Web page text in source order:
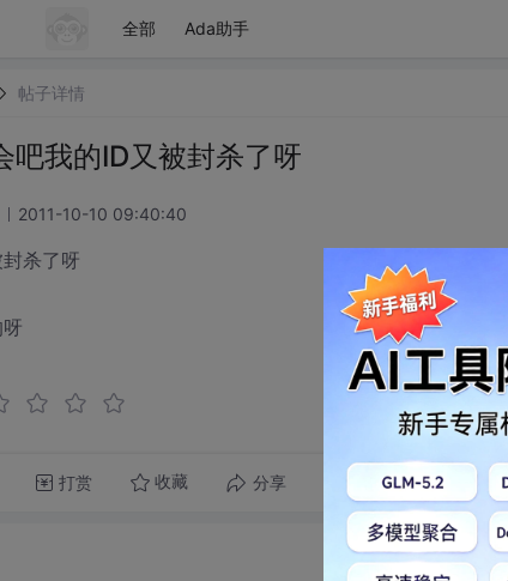
全部 Ada助手
帖子详情
吧我的ID又被封杀了呀
2011-10-10 09:40:40
杀了呀
打赏 收藏 分享 转发到动态